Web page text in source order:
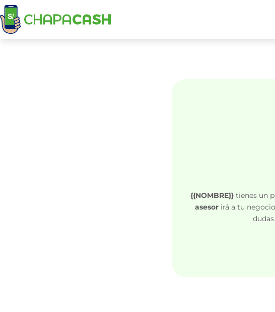
{{NOMBRE}} tienes un
asesor irá a tu